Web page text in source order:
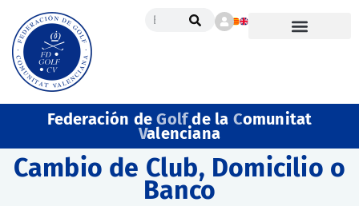
Federación deGolfde la Comunitat
Valenciana
Cambio de Club, Domicilio o
Banco